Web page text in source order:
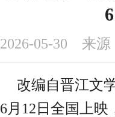
2026-05-30 来源
改编自晋江文
6月12日全国上映